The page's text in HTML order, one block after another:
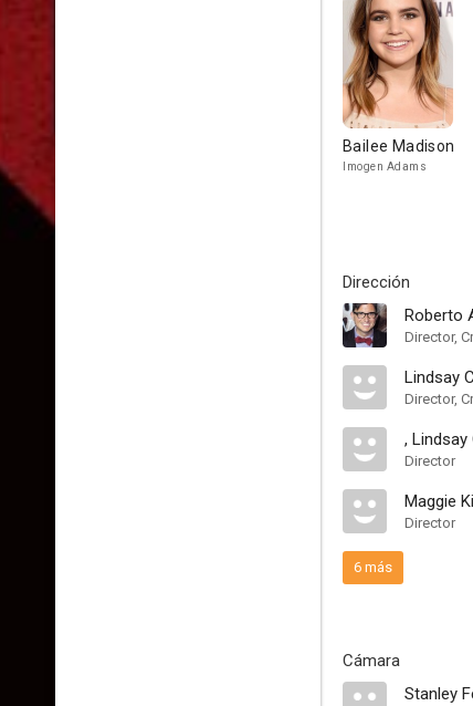
Bailee Madison
Imogen Adams
Dirección
Roberto
Director,
Lindsay
Director,
, Lindsay
Director
Maggie
Director
6 más
Cámara
Stanley